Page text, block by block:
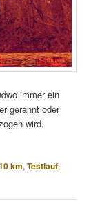
immer ein
gerannt oder
wird.
km,Testlauf |